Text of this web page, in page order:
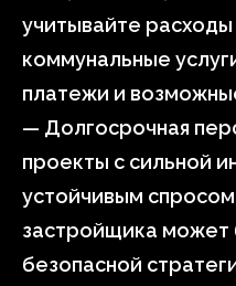
учитывайте
коммунальные
платежи и
— Долгосрочная
проекты с сильной
устойчивым
застройщика может
безопасной